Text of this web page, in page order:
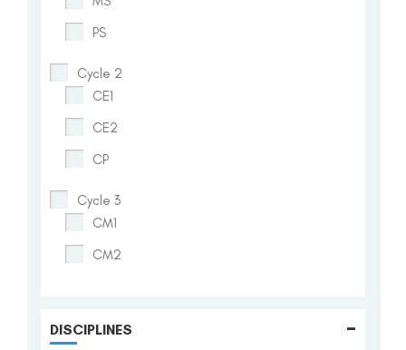
PS
Cycle 2
CE1
CE2
CP
Cycle 3
CM1
CM2
DISCIPLINES -